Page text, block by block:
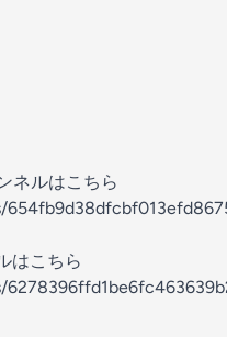
ネルはこちら
はこちら